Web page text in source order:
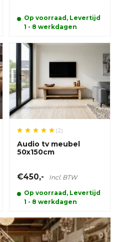
Op voorraad, Levertijd
1 - 8 werkdagen
(2)
Audio tv meubel
50x150cm
€450,- Incl. BTW
Op voorraad, Levertijd
1 - 8 werkdagen